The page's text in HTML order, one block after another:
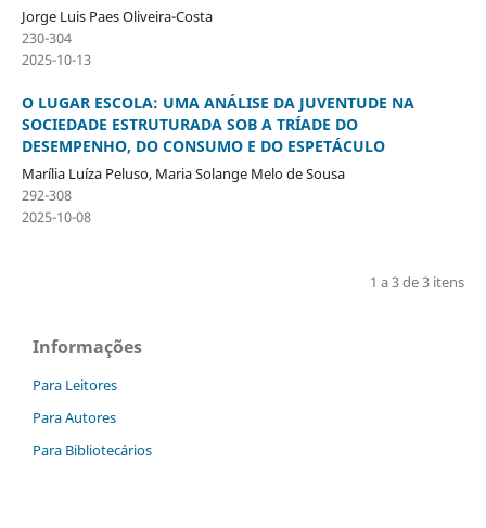
Jorge Luis Paes Oliveira-Costa
230-304
2025-10-13
O LUGAR ESCOLA: UMA ANÁLISE DA JUVENTUDE NA
SOCIEDADE ESTRUTURADA SOB A TRÍADE DO
DESEMPENHO, DO CONSUMO E DO ESPETÁCULO
Marília Luíza Peluso, Maria Solange Melo de Sousa
292-308
2025-10-08
1 a 3 de 3 itens
Informações
Para Leitores
Para Autores
Para Bibliotecários